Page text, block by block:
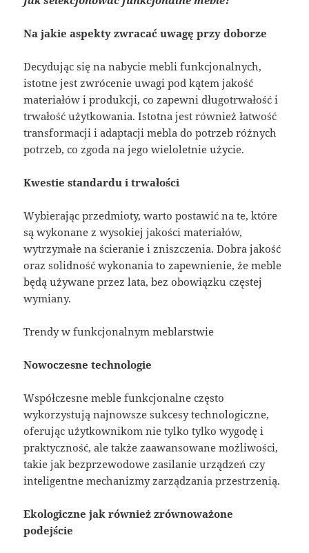
Na jakie aspekty zwracać uwagę przy doborze
Decydując się na nabycie mebli funkcjonalnych,
istotne jest zwrócenie uwagi pod kątem jakość
materiałów i produkcji, co zapewni długotrwałość i
trwałość użytkowania. Istotna jest również łatwość
transformacji i adaptacji mebla do potrzeb różnych
potrzeb, co zgoda na jego wieloletnie użycie.
Kwestie standardu i trwałości
Wybierając przedmioty, warto postawić na te, które
są wykonane z wysokiej jakości materiałów,
wytrzymałe na ścieranie i zniszczenia. Dobra jakość
oraz solidność wykonania to zapewnienie, że meble
będą używane przez lata, bez obowiązku częstej
wymiany.
Trendy w funkcjonalnym meblarstwie
Nowoczesne technologie
Współczesne meble funkcjonalne często
wykorzystują najnowsze sukcesy technologiczne,
oferując użytkownikom nie tylko tylko wygodę i
praktyczność, ale także zaawansowane możliwości,
takie jak bezprzewodowe zasilanie urządzeń czy
inteligentne mechanizmy zarządzania przestrzenią.
Ekologiczne jak również zrównoważone
podejście